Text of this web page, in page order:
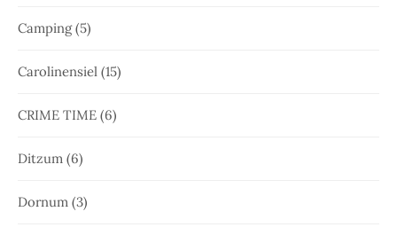
Camping(5)
Carolinensiel (15)
CRIME TIME (6)
Ditzum (6)
Dornum (3)